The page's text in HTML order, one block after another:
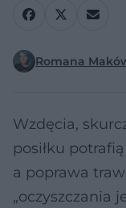
Romana
Wzdęcia,
posiłku
a poprawa
„oczyszczania